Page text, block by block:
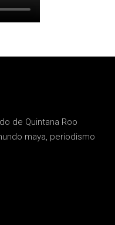
de Quintana Roo
maya, periodismo